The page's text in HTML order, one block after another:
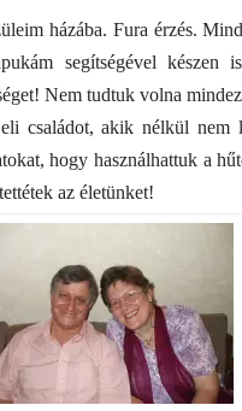
házába. Fura érzés.
segítségével
Nem tudtuk volna
családot, akik nélkül nem
hogy használhattuk a
az életünket!